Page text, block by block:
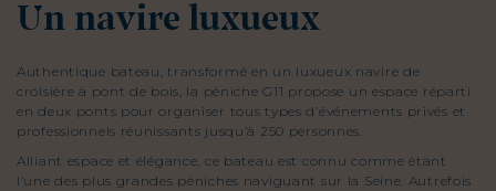
Un navire luxueux
Authentique bateau, transformé en un luxueux navire de
croisière à pont de bois, la péniche G11 propose un espace réparti
en deux ponts pour organiser tous types d’événements privés et
professionnels réunissants jusqu’à 250 personnes.
Alliant espace et élégance, ce bateau est connu comme étant
l’une des plus grandes péniches naviguant sur la Seine. Autrefois